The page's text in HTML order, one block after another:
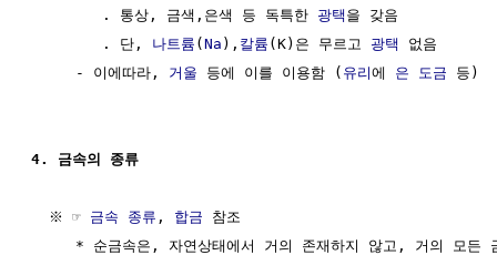
        . 통상, 금색,은색 등 독특한
광택 을 갖음
        . 단,
나트륨 (Na ), 칼륨 (K)은 무르고 광택
없음
     - 이에따라,
거울 등에 이를 이용함 ( 유리에 은 도금 등)
4. 금속의 종류
  ※ ☞
금속 종류 , 합금 참조
* 순금속은, 자연상태에서 거의 존재하지 않고, 거의 모든